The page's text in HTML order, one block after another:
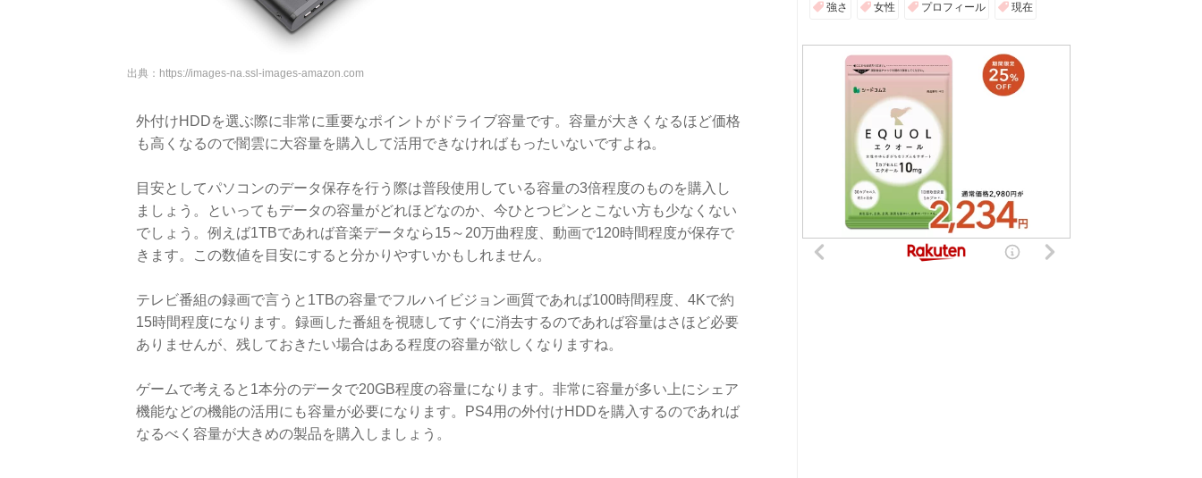
出典： https://images-na.ssl-images-amazon.com
外付けHDDを選ぶ際に非常に重要なポイントがドライブ容量です。容量が大きくなるほど価格
も高くなるので闇雲に大容量を購入して活用できなければもったいないですよね。
目安としてパソコンのデータ保存を行う際は普段使用している容量の3倍程度のものを購入し
ましょう。といってもデータの容量がどれほどなのか、今ひとつピンとこない方も少なくない
でしょう。例えば1TBであれば音楽データなら15～20万曲程度、動画で120時間程度が保存で
きます。この数値を目安にすると分かりやすいかもしれません。
テレビ番組の録画で言うと1TBの容量でフルハイビジョン画質であれば100時間程度、4Kで約
15時間程度になります。録画した番組を視聴してすぐに消去するのであれば容量はさほど必要
ありませんが、残しておきたい場合はある程度の容量が欲しくなりますね。
ゲームで考えると1本分のデータで20GB程度の容量になります。非常に容量が多い上にシェア
機能などの機能の活用にも容量が必要になります。PS4用の外付けHDDを購入するのであれば
なるべく容量が大きめの製品を購入しましょう。
強さ 女性 プロフィール 現在